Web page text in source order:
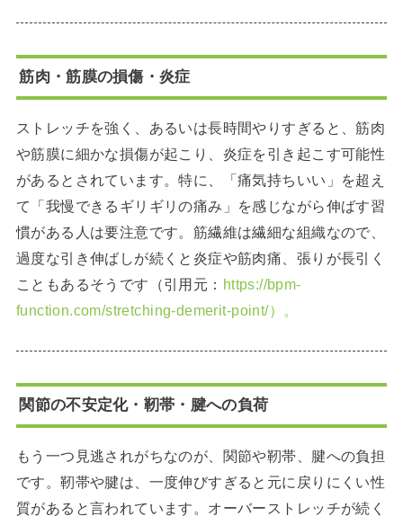
筋肉・筋膜の損傷・炎症
ストレッチを強く、あるいは長時間やりすぎると、筋肉
や筋膜に細かな損傷が起こり、炎症を引き起こす可能性
があるとされています。特に、「痛気持ちいい」を超え
て「我慢できるギリギリの痛み」を感じながら伸ばす習
慣がある人は要注意です。筋繊維は繊細な組織なので、
過度な引き伸ばしが続くと炎症や筋肉痛、張りが長引く
こともあるそうです（引用元： https://bpm-
function.com/stretching-demerit-point/）。
関節の不安定化・靭帯・腱への負荷
もう一つ見逃されがちなのが、関節や靭帯、腱への負担
です。靭帯や腱は、一度伸びすぎると元に戻りにくい性
質があると言われています。オーバーストレッチが続く